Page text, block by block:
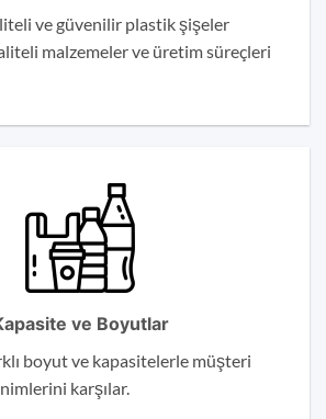
ve güvenilir plastik şişeler
malzemeler ve üretim süreçleri
ve Boyutlar
boyut ve kapasitelerle müşteri
karşılar.